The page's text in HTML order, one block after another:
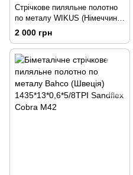
Стрічкове пиляльне полотно
по металу WIKUS (Німеччина)
2480*27*0.9*10/14TPI M42
ECOFLEX
2 000 грн